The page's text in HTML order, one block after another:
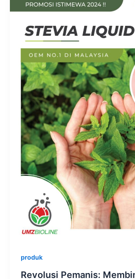
produk
Revolusi Pemanis: